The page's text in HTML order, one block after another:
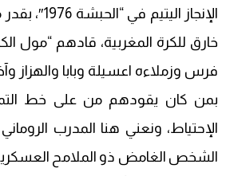
الإنجاز
خارق للكرة المغربية، قادهم “مول
فرس وزملاءه اعسيلة وبابا والهزاز
بمن كان يقودهم من على خط
الإحتياط، ونعني هنا المدرب
الشخص الغامض ذو الملامح